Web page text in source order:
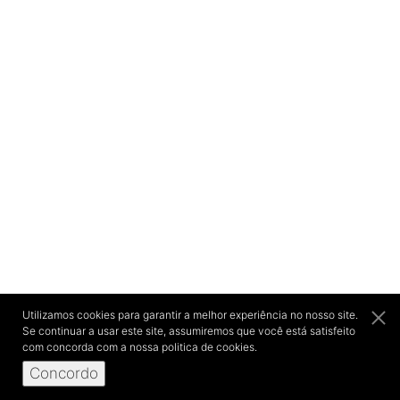
Utilizamos cookies para garantir a melhor experiência no nosso site.
Se continuar a usar este site, assumiremos que você está satisfeito
com concorda com a nossa politica de cookies.
Concordo